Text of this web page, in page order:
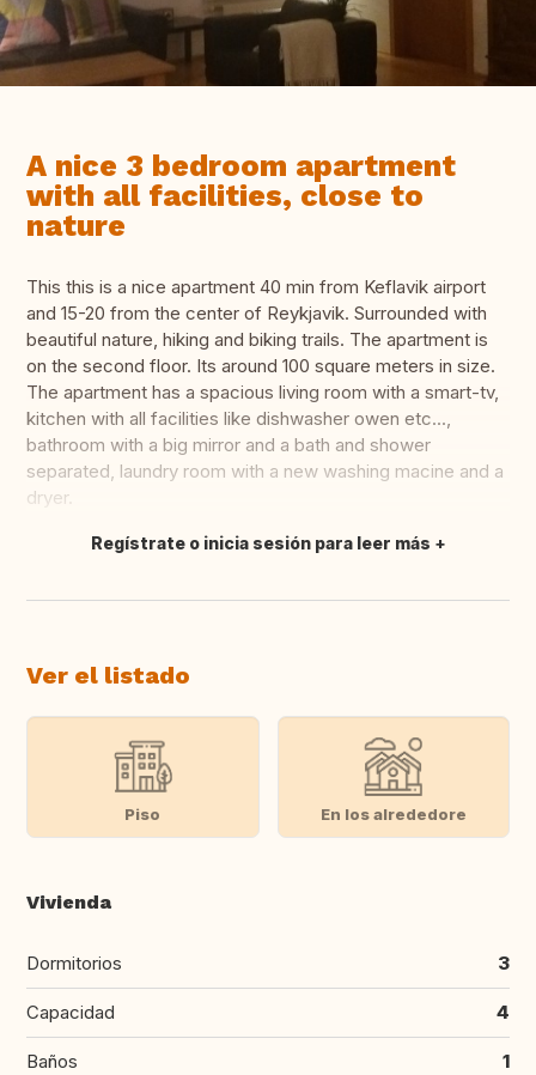
A nice 3 bedroom apartment
with all facilities, close to
nature
This this is a nice apartment 40 min from Keflavik airport
and 15-20 from the center of Reykjavik. Surrounded with
beautiful nature, hiking and biking trails. The apartment is
on the second floor. Its around 100 square meters in size.
The apartment has a spacious living room with a smart-tv,
kitchen with all facilities like dishwasher owen etc...,
bathroom with a big mirror and a bath and shower
separated, laundry room with a new washing macine and a
dryer.
Traducir
Regístrate o inicia sesión para leer más
Ver el listado
Piso En los alrededore
Vivienda
Dormitorios 3
Capacidad 4
Baños 1